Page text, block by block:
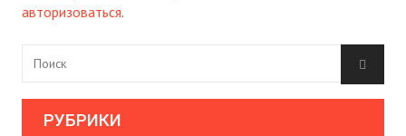
авторизоваться.
РУБРИКИ